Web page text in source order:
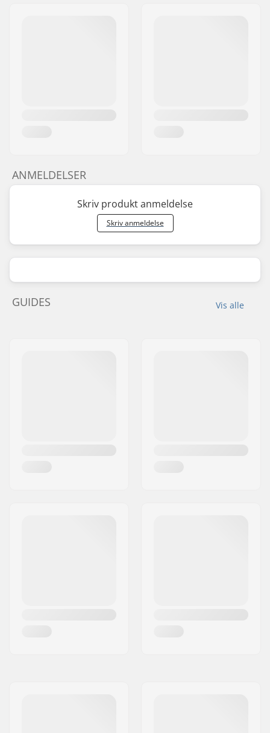
ANMELDELSER
Skriv produkt anmeldelse
Skriv anmeldelse
Vis alle
GUIDES